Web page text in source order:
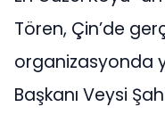
Tören, Çin’de
organizasyonda
Başkanı Veysi